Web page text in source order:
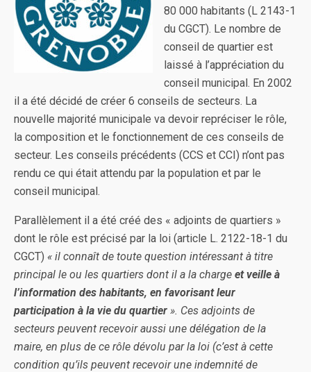
80 000 habitants (L 2143-1
du CGCT). Le nombre de
conseil de quartier est
laissé à l’appréciation du
conseil municipal. En 2002
il a été décidé de créer 6 conseils de secteurs. La
nouvelle majorité municipale va devoir repréciser le rôle,
la composition et le fonctionnement de ces conseils de
secteur. Les conseils précédents (CCS et CCI) n’ont pas
rendu ce qui était attendu par la population et par le
conseil municipal.
Parallèlement il a été créé des « adjoints de quartiers »
dont le rôle est précisé par la loi (article L. 2122-18-1 du
CGCT) « il connaît de toute question intéressant à titre
principal le ou les quartiers dont il a la charge et veille à
l’information des habitants, en favorisant leur
participation à la vie du quartier ». Ces adjoints de
secteurs peuvent recevoir aussi une délégation de la
maire, en plus de ce rôle dévolu par la loi (c’est à cette
condition qu’ils peuvent recevoir une indemnité de